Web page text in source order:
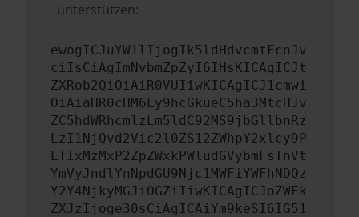
unterstützen:
ewogICJuYW1lIjogIk5ldHdvcmtFcnJv
ciIsCiAgImNvbmZpZyI6IHsKICAgICJt
ZXRob2QiOiAiR0VUIiwKICAgICJ1cmwi
OiAiaHR0cHM6Ly9hcGkueC5ha3MtcHJv
ZC5hdWRhcmlzLm5ldC92MS9jbGllbnRz
LzI1NjQvd2Vic2l0ZS12ZWhpY2xlcy9P
LTIxMzMxP2ZpZWxkPWludGVybmFsTnVt
YmVyJndlYnNpdGU9Njc1MWFiYWFhNDQz
Y2Y4NjkyMGJiOGZiIiwKICAgICJoZWFk
ZXJzIjoge30sCiAgICAiYm9keSI6IG51